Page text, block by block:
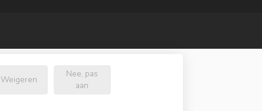
Weigeren
Nee, pas
aan